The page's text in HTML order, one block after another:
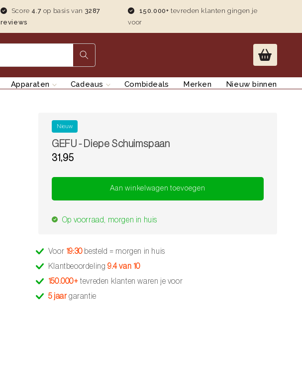
Score 4.7 op basis van 3287
reviews
150.000+ tevreden klanten gingen je
voor
Apparaten Cadeaus Combideals Merken Nieuw binnen
Nieuw
GEFU - Diepe Schuimspaan
Translation missing: nl.products.product.regular_price
31,95
Aan winkelwagen toevoegen
Op voorraad, morgen in huis
Voor 19:30besteld = morgen in huis
Klantbeoordeling 9.4 van 10
150.000+tevreden klanten waren je voor
5 jaargarantie